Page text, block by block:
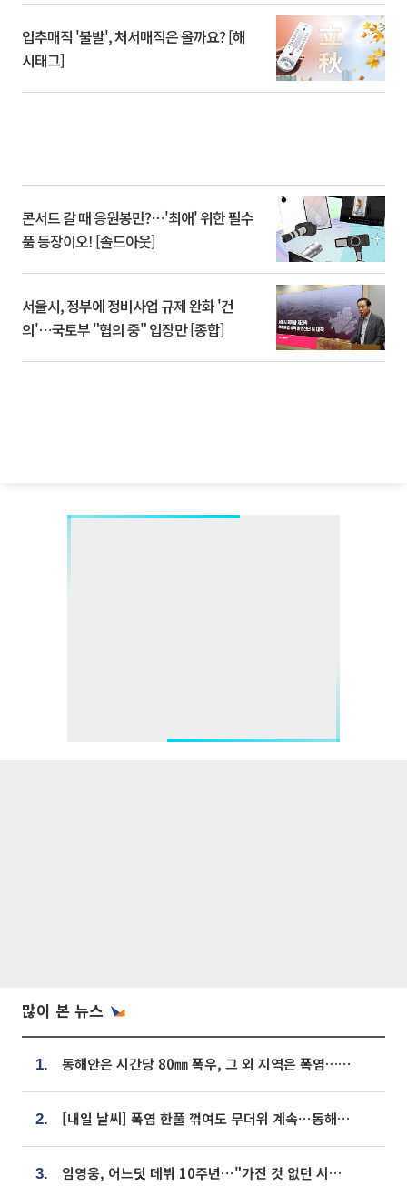
입추매직 '불발', 처서매직은 올까요? [해
시태그]
콘서트 갈 때 응원봉만?⋯'최애' 위한 필수
품 등장이오! [솔드아웃]
서울시, 정부에 정비사업 규제 완화 '건
의'⋯국토부 "협의 중" 입장만 [종합]
많이 본 뉴스
1. 동해안은 시간당 80㎜ 폭우, 그 외 지역은 폭염…‘극과 극 날씨’
2. [내일 날씨] 폭염 한풀 꺾여도 무더위 계속⋯동해안 이틀 연속 비
3. 임영웅, 어느덧 데뷔 10주년⋯"가진 것 없던 시절, 내 앞엔 20명의 팬뿐"